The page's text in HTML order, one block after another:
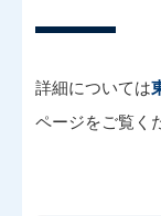
詳細については
ページをご覧く